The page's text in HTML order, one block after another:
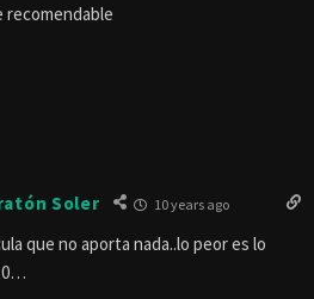
recomendable
Soler 10 years ago
que no aporta nada..lo peor es lo